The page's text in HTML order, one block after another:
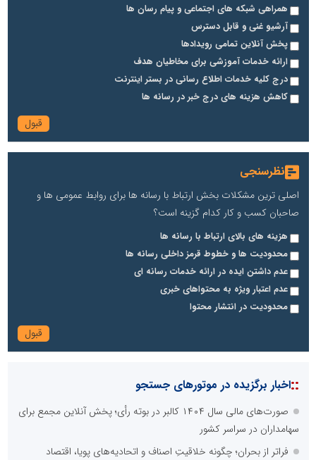
همراهی شبکه های اجتماعی و پیام رسان ها
آرشیو غنی و قابل دسترس
پخش آنلاین تمامی رویدادها
ارائه خدمات آموزشی برای مخاطیان هدف
درج کلیه خدمات اطلاع رسانی در بستر اینترنت
کاهش هزینه های درج خبر در رسانه ها
نظرسنجی
اصلی ترین مشکلات بخش ارتباط با رسانه ها برای روابط عمومی ها و
صاحبان کسب و کار کدام گزینه است؟
هزینه های بالای ارتباط با رسانه ها
محدودیت ها و خطوط قرمز داخلی رسانه ها
عدم داشتن ایده در ارائه خدمات رسانه ای
عدم اعتبار ویژه به محتواهای خبری
محدودیت در انتشار محتوا
::اخبار برگزیده در موتورهای جستجو
صورت‌های مالی سال ۱۴۰۴ کالبر در بوته رأی؛ پخش آنلاین مجمع برای
سهامداران در سراسر کشور
فراتر از بحران؛ چگونه خلاقیتِ اصناف و اتحادیه‌های پویا، اقتصاد